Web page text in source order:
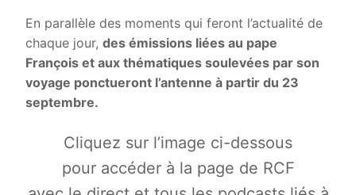
En parallèle des moments qui feront l’actualité de
chaque jour, des émissions liées au pape
François et aux thématiques soulevées par son
voyage ponctueront l’antenne à partir du 23
septembre.
Cliquez sur l’image ci-dessous
pour accéder à la page de RCF